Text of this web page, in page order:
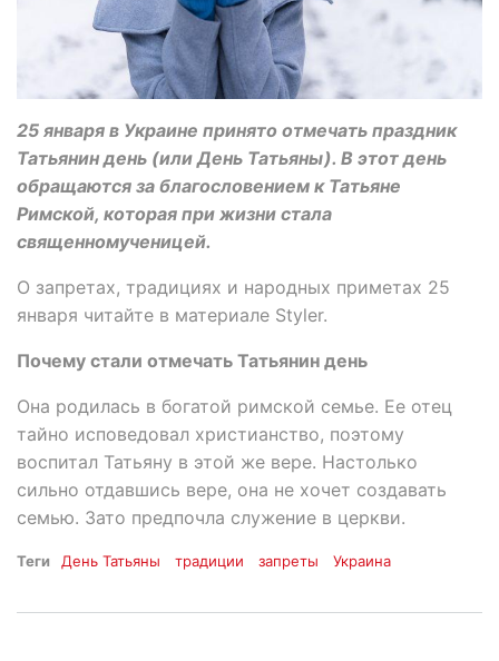
25 января в Украине принято отмечать праздник
Татьянин день (или День Татьяны). В этот день
обращаются за благословением к Татьяне
Римской, которая при жизни стала
священномученицей.
О запретах, традициях и народных приметах 25
января читайте в материале Styler.
Почему стали отмечать Татьянин день
Она родилась в богатой римской семье. Ее отец
тайно исповедовал христианство, поэтому
воспитал Татьяну в этой же вере. Настолько
сильно отдавшись вере, она не хочет создавать
семью. Зато предпочла служение в церкви.
Теги День Татьяны традиции запреты Украина